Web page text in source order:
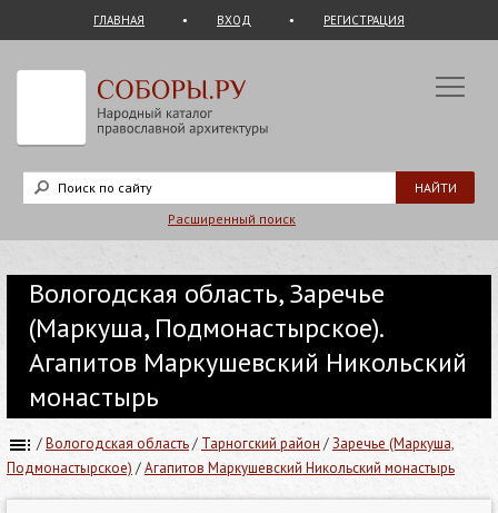
ГЛАВНАЯ ВХОД РЕГИСТРАЦИЯ
Расширенный поиск
Вологодская область, Заречье
(Маркуша, Подмонастырское).
Агапитов Маркушевский Никольский
монастырь
/Вологодская область/ Тарногский район /Заречье (Маркуша,
Подмонастырское) /Агапитов Маркушевский Никольский монастырь